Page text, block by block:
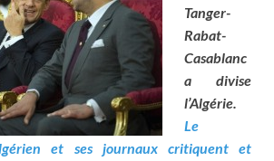
Tanger-
Rabat-
Casablanc
a divise
l’Algérie.
Le
et ses journaux critiquent et